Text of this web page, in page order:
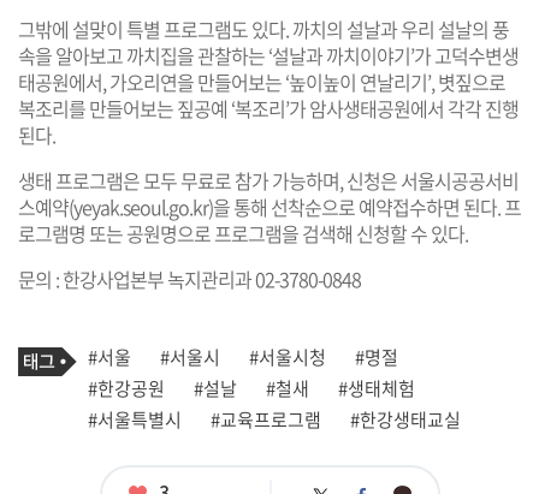
그밖에 설맞이 특별 프로그램도 있다. 까치의 설날과 우리 설날의 풍
속을 알아보고 까치집을 관찰하는 ‘설날과 까치이야기’가 고덕수변생
태공원에서, 가오리연을 만들어보는 ‘높이높이 연날리기’, 볏짚으로
복조리를 만들어보는 짚공예 ‘복조리’가 암사생태공원에서 각각 진행
된다.
생태 프로그램은 모두 무료로 참가 가능하며, 신청은 서울시공공서비
스예약(yeyak.seoul.go.kr)을 통해 선착순으로 예약접수하면 된다. 프
로그램명 또는 공원명으로 프로그램을 검색해 신청할 수 있다.
문의 : 한강사업본부 녹지관리과 02-3780-0848
기
사
관
련
태
태
그
#서울 #서울시 #서울시청
#명절
#한강공원
#설날 #철새
#생태체험
#서울특별시
#교육프로그램 #한강생태교실